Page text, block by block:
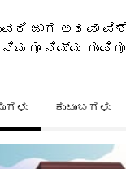
ಜಾಗ ಅಥವಾ
ನಿಮ್ಮ
ಕುಟುಂಬಗಳು